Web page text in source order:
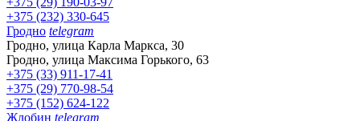
+375 (232) 330-645
Гродно telegram
Гродно, улица Карла Маркса, 30
Гродно, улица Максима Горького, 63
+375 (33) 911-17-41
+375 (29) 770-98-54
+375 (152) 624-122
Жлобин telegram